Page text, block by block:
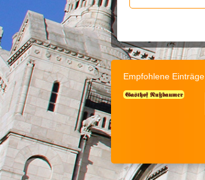
Empfohlene Einträge